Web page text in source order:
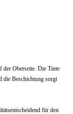
der Oberseite. Die Tinte
die Beschichtung sorgt
für den